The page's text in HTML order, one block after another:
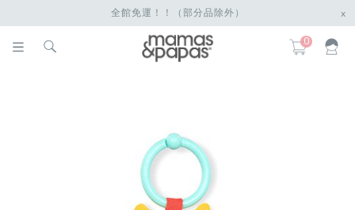
全館免運！！（部分品除外） x
0